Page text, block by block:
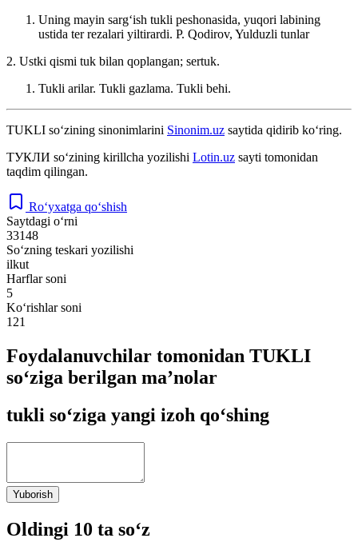
Uning mayin sargʻish tukli peshonasida, yuqori labining
ustida ter rezalari yiltirardi. P. Qodirov, Yulduzli tunlar
2. Ustki qismi tuk bilan qoplangan; sertuk.
Tukli arilar. Tukli gazlama. Tukli behi.
TUKLI so‘zining sinonimlarini Sinonim.uz saytida qidirib ko‘ring.
ТУКЛИ so‘zining kirillcha yozilishi Lotin.uz sayti tomonidan
taqdim qilingan.
Ro‘yxatga qo‘shish
Saytdagi o‘rni
33148
So‘zning teskari yozilishi
ilkut
Harflar soni
5
Ko‘rishlar soni
121
Foydalanuvchilar tomonidan TUKLI
so‘ziga berilgan ma’nolar
tukli so‘ziga yangi izoh qo‘shing
Yuborish
Oldingi 10 ta so‘z